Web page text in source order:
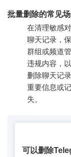
批量删除的常见
在清理敏感
聊天记录，
群组或频道
违规内容，
删除聊天记
重要信息或
失。
可以删除